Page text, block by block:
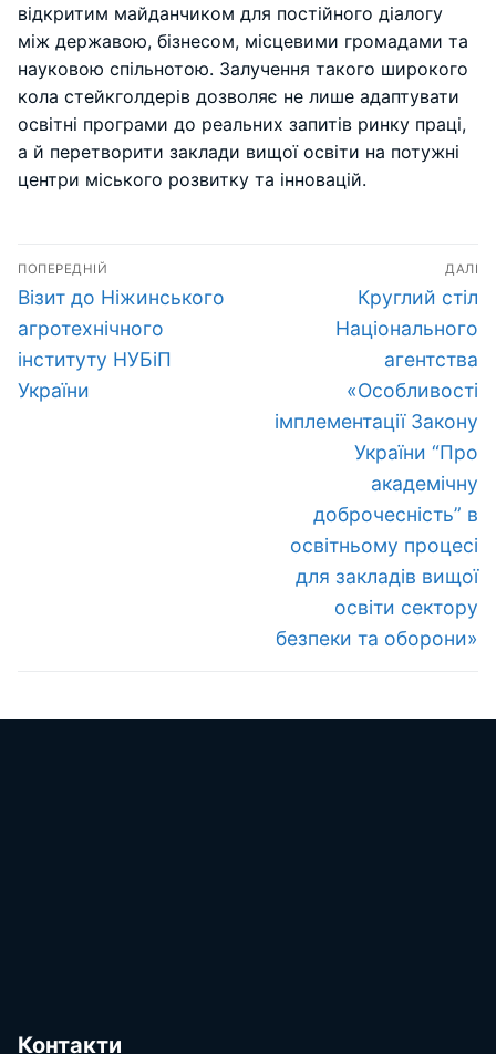
відкритим майданчиком для постійного діалогу
між державою, бізнесом, місцевими громадами та
науковою спільнотою. Залучення такого широкого
кола стейкголдерів дозволяє не лише адаптувати
освітні програми до реальних запитів ринку праці,
а й перетворити заклади вищої освіти на потужні
центри міського розвитку та інновацій.
Навігація
записів
ПОПЕРЕДНІЙ
Попередній
запис:
Візит до Ніжинського
агротехнічного
інституту НУБіП
України
ДАЛІ
Наступний
запис:
Круглий стіл
Національного
агентства
«Особливості
імплементації Закону
України “Про
академічну
доброчесність” в
освітньому процесі
для закладів вищої
освіти сектору
безпеки та оборони»
Контакти